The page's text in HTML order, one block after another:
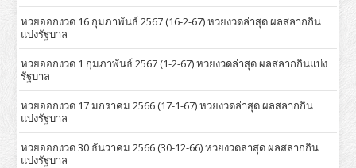
หวยออกงวด 16 กุมภาพันธ์ 2567 (16-2-67) หวยงวดล่าสุด ผลสลากกิน
แบ่งรัฐบาล
หวยออกงวด 1 กุมภาพันธ์ 2567 (1-2-67) หวยงวดล่าสุด ผลสลากกินแบ่ง
รัฐบาล
หวยออกงวด 17 มกราคม 2566 (17-1-67) หวยงวดล่าสุด ผลสลากกิน
แบ่งรัฐบาล
หวยออกงวด 30 ธันวาคม 2566 (30-12-66) หวยงวดล่าสุด ผลสลากกิน
แบ่งรัฐบาล